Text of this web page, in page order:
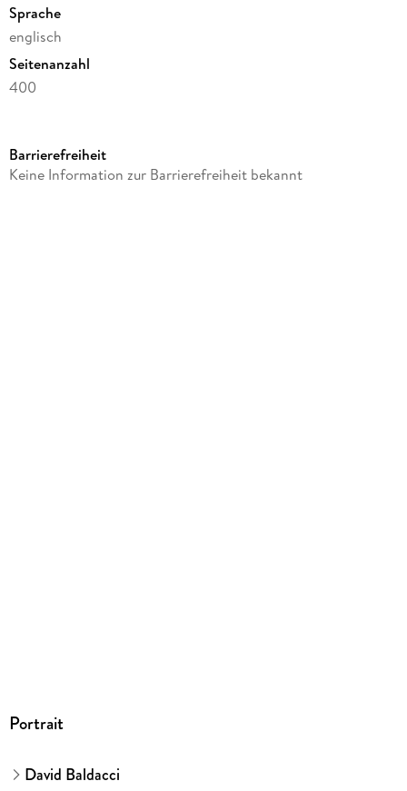
Sprache
englisch
Seitenanzahl
400
Verlag/Hersteller
Barrierefreiheit
Keine Information zur Barrierefreiheit bekannt
Portrait
David Baldacci